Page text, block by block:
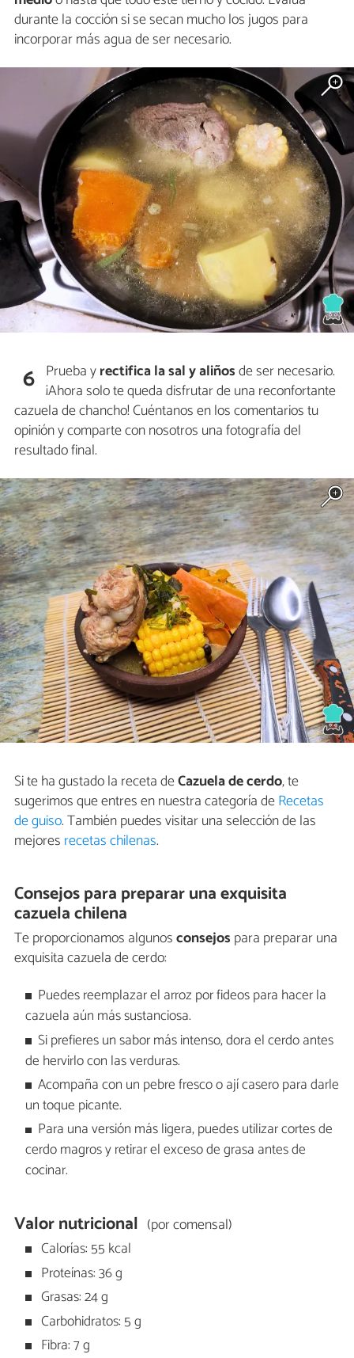
durante la cocción si se secan mucho los jugos para
incorporar más agua de ser necesario.
6 Prueba yrectifica la sal y aliñosde ser necesario.
¡Ahora solo te queda disfrutar de una reconfortante
cazuela de chancho! Cuéntanos en los comentarios tu
opinión y comparte con nosotros una fotografía del
resultado final.
Si te ha gustado la receta deCazuela de cerdo, te
sugerimos que entres en nuestra categoría deRecetas
de guiso. También puedes visitar una selección de las
mejores recetas chilenas.
Consejos para preparar una exquisita
cazuela chilena
Te proporcionamos algunosconsejos para preparar una
exquisita cazuela de cerdo:
Puedes reemplazar el arroz por fideos para hacer la
cazuela aún más sustanciosa.
Si prefieres un sabor más intenso, dora el cerdo antes
de hervirlo con las verduras.
Acompaña con un pebre fresco o ají casero para darle
un toque picante.
Para una versión más ligera, puedes utilizar cortes de
cerdo magros y retirar el exceso de grasa antes de
cocinar.
Valor nutricional (por comensal)
Calorías: 55 kcal
Proteínas: 36 g
Grasas: 24 g
Carbohidratos: 5 g
Fibra: 7 g